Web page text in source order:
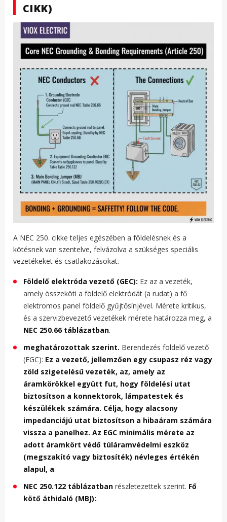
CIKK)
A NEC 250. cikke teljes egészében a földelésnek és a
kötésnek van szentelve, felvázolva a szükséges speciális
vezetékeket és csatlakozásokat.
Földelő elektróda vezető (GEC): Ez az a vezeték,
amely összeköti a földelő elektródát (a rudat) a fő
elektromos panel földelő gyűjtősínjével. Mérete kritikus,
és a szervizbevezető vezetékek mérete határozza meg, a
NEC 250.66 táblázatban.
meghatározottak szerint. Berendezés földelő vezető
(EGC): Ez a vezető, jellemzően egy csupasz réz vagy
zöld szigetelésű vezeték, az, amely az
áramkörökkel együtt fut, hogy földelési utat
biztosítson a konnektorok, lámpatestek és
készülékek számára. Célja, hogy alacsony
impedanciájú utat biztosítson a hibaáram számára
vissza a panelhez. Az EGC minimális mérete az
adott áramkört védő túláramvédelmi eszköz
(megszakító vagy biztosíték) névleges értékén
alapul, a.
NEC 250.122 táblázatban részletezettek szerint. Fő
kötő áthidaló (MBJ):.